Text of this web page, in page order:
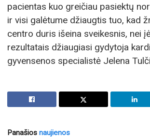
pacientas kuo greičiau pasiektų
ir visi galėtume džiaugtis tuo, kad
centro duris išeina sveikesnis, nei
rezultatais džiaugiasi gydytoja
gyvensenos specialistė Jelena
Panašios naujienos